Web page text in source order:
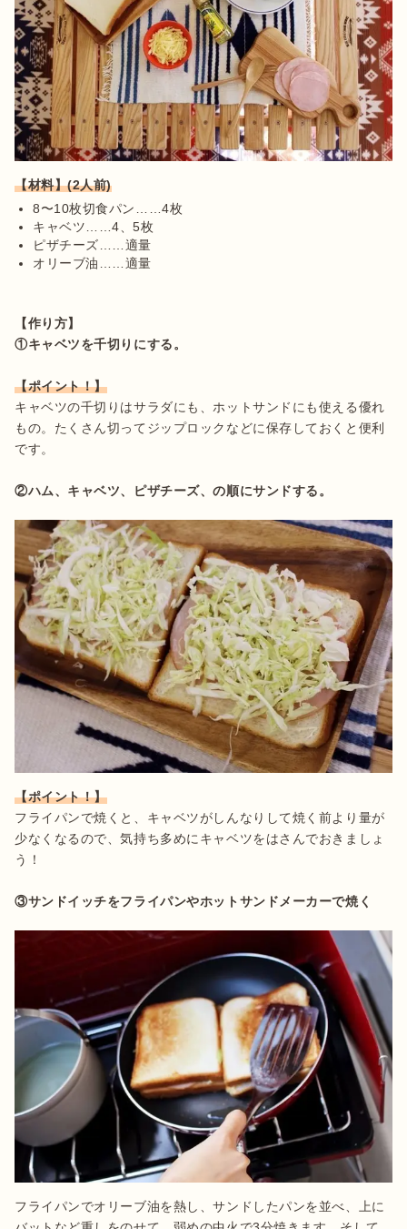
【材料】(2人前)
8〜10枚切食パン……4枚
キャベツ……4、5枚
ピザチーズ……適量
オリーブ油……適量
【作り方】
①キャベツを千切りにする。
【ポイント！】
キャベツの千切りはサラダにも、ホットサンドにも使える優れ
もの。たくさん切ってジップロックなどに保存しておくと便利
です。
②ハム、キャベツ、ピザチーズ、の順にサンドする。
【ポイント！】
フライパンで焼くと、キャベツがしんなりして焼く前より量が
少なくなるので、気持ち多めにキャベツをはさんでおきましょ
う！
③サンドイッチをフライパンやホットサンドメーカーで焼く
フライパンでオリーブ油を熱し、サンドしたパンを並べ、上に